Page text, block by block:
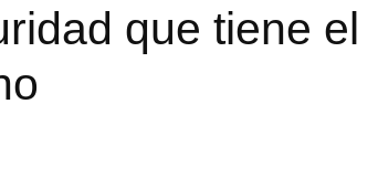
que tiene el